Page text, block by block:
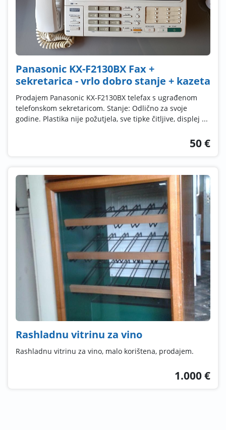
Panasonic KX-F2130BX Fax +
sekretarica - vrlo dobro stanje + kazeta
Prodajem Panasonic KX-F2130BX telefax s ugrađenom
telefonskom sekretaricom. Stanje: Odlično za svoje
godine. Plastika nije požutjela, sve tipke čitljive, displej ...
50 €
Rashladnu vitrinu za vino
Rashladnu vitrinu za vino, malo korištena, prodajem.
1.000 €